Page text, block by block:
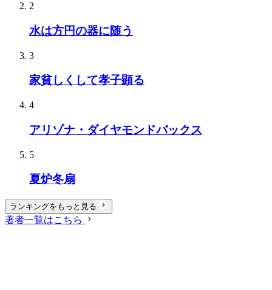
2
水は方円の器に随う
3
家貧しくして孝子顕る
4
アリゾナ・ダイヤモンドバックス
5
夏炉冬扇
ランキングをもっと見る
著者一覧はこちら